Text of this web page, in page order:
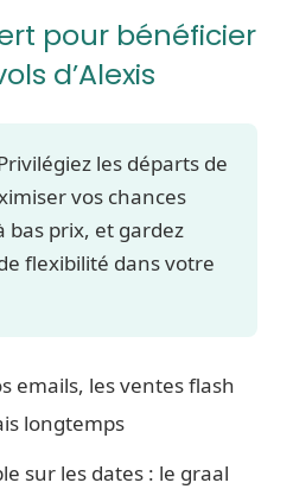
pour bénéficier
d’Alexis
les départs de
vos chances
bas prix, et gardez
flexibilité dans votre
emails, les ventes flash
longtemps
sur les dates : le graal